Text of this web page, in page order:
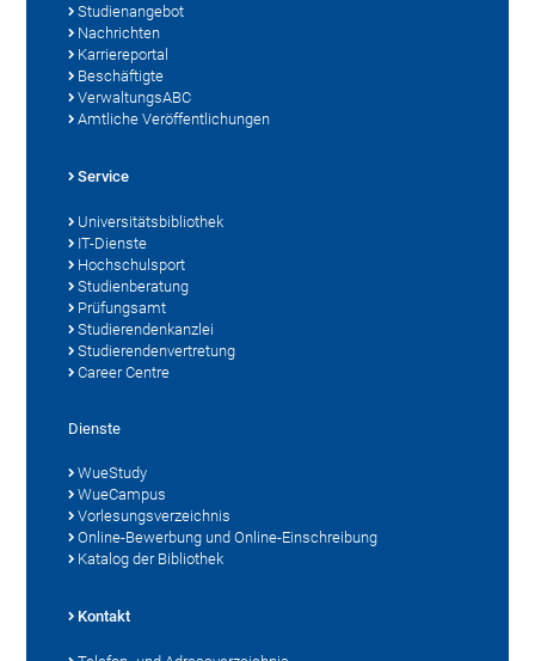
Studienangebot
Nachrichten
Karriereportal
Beschäftigte
VerwaltungsABC
Amtliche Veröffentlichungen
Service
Universitätsbibliothek
IT-Dienste
Hochschulsport
Studienberatung
Prüfungsamt
Studierendenkanzlei
Studierendenvertretung
Career Centre
Dienste
WueStudy
WueCampus
Vorlesungsverzeichnis
Online-Bewerbung und Online-Einschreibung
Katalog der Bibliothek
Kontakt